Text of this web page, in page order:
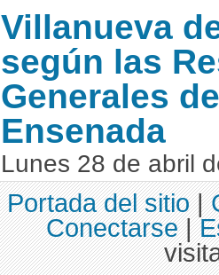
Villanueva
según las
Generales
Ensenada
Lunes 28 de abril
Portada del sitio|
Conectarse|